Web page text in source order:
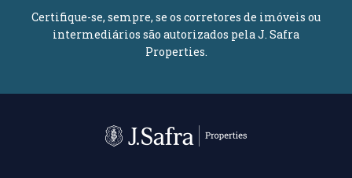
Certifique-se, sempre, se os corretores de imóveis ou
intermediários são autorizados pela J. Safra
Properties.